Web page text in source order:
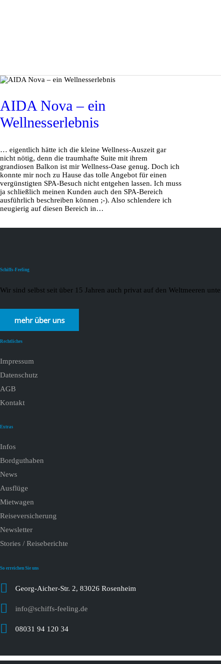
AIDA Nova – ein
Wellnesserlebnis
… eigentlich hätte ich die kleine Wellness-Auszeit gar
nicht nötig, denn die traumhafte Suite mit ihrem
grandiosen Balkon ist mir Wellness-Oase genug. Doch ich
konnte mir noch zu Hause das tolle Angebot für einen
vergünstigten SPA-Besuch nicht entgehen lassen. Ich muss
ja schließlich meinen Kunden auch den SPA-Bereich
ausführlich beschreiben können ;-). Also schlendere ich
neugierig auf diesen Bereich in…
Schiffs-Feeling
Wir sind selbst seit über 15 Jahren auch privat auf den Weltmeeren
mehr über uns
Rechtliches
Impressum
Datenschutz
AGB
Kontakt
Extras
Infos
Bordguthaben
News
Ausflüge
Mietwagen
Reiseversicherung
Newsletter
Stories / Reiseberichte
So erreichen Sie uns
Georg-Aicher-Str. 2, 83026 Rosenheim
info@schiffs-feeling.de
08031 94 120 34